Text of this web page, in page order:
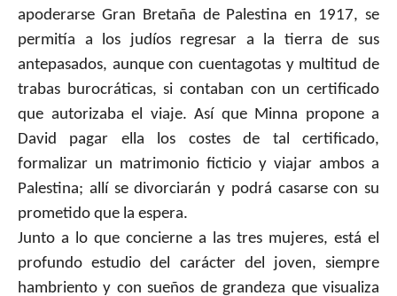
apoderarse Gran Bretaña de Palestina en 1917, se
permitía a los judíos regresar a la tierra de sus
antepasados, aunque con cuentagotas y multitud de
trabas burocráticas, si contaban con un certificado
que autorizaba el viaje. Así que Minna propone a
David pagar ella los costes de tal certificado,
formalizar un matrimonio ficticio y viajar ambos a
Palestina; allí se divorciarán y podrá casarse con su
prometido que la espera.
Junto a lo que concierne a las tres mujeres, está el
profundo estudio del carácter del joven, siempre
hambriento y con sueños de grandeza que visualiza